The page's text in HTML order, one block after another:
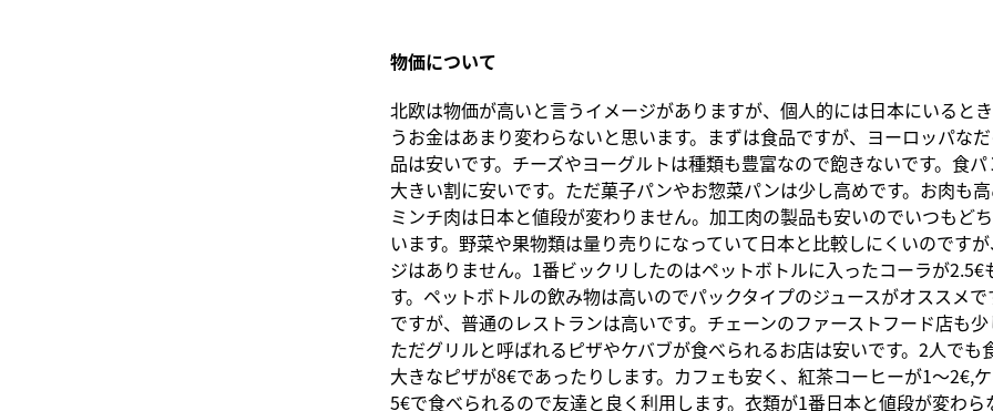
物価について
北欧は物価が高いと言うイメージがありますが、個人的には日本にいると
うお金はあまり変わらないと思います。まずは食品ですが、ヨーロッパな
品は安いです。チーズやヨーグルトは種類も豊富なので飽きないです。食
大きい割に安いです。ただ菓子パンやお惣菜パンは少し高めです。お肉も
ミンチ肉は日本と値段が変わりません。加工肉の製品も安いのでいつもど
います。野菜や果物類は量り売りになっていて日本と比較しにくいのです
ジはありません。1番ビックリしたのはペットボトルに入ったコーラが2.5€
す。ペットボトルの飲み物は高いのでパックタイプのジュースがオススメ
ですが、普通のレストランは高いです。チェーンのファーストフード店も
ただグリルと呼ばれるピザやケバブが食べられるお店は安いです。2人でも
大きなピザが8€であったりします。カフェも安く、紅茶コーヒーが1〜2€,
5€で食べられるので友達と良く利用します。衣類が1番日本と値段が変わら